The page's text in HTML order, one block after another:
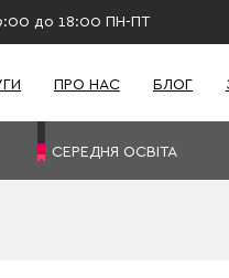
до 18:00 ПН-ПТ
ПРО НАС БЛОГ
СЕРЕДНЯ ОСВІТА